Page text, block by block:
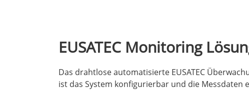
EUSATEC Monitoring
Das drahtlose automatisierte EUSATEC
ist das System konfigurierbar und die